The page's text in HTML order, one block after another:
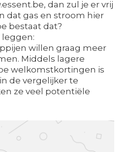
dan zul je er vrij
dat gas en stroom hier
bestaat dat?
willen graag meer
Middels lagere
welkomstkortingen is
de vergelijker te
ze veel potentiële